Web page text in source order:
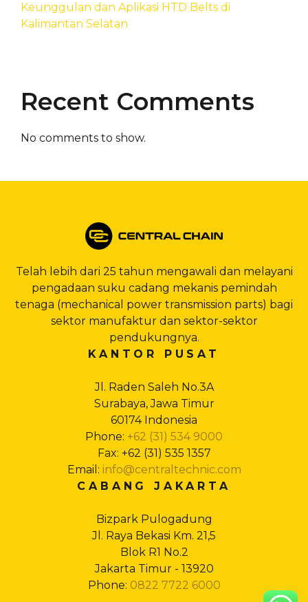
Keunggulan dan Aplikasi HTD Belts di
Kalimantan Selatan
Recent Comments
No comments to show.
Telah lebih dari 25 tahun mengawali dan melayani
pengadaan suku cadang mekanis pemindah
tenaga (mechanical power transmission parts) bagi
sektor manufaktur dan sektor-sektor
pendukungnya.
KANTOR PUSAT
Jl. Raden Saleh No.3A
Surabaya, Jawa Timur
60174 Indonesia
Phone: +62 (31) 534 9000
Fax: +62 (31) 535 1357
Email: info@centraltechnic.com
CABANG JAKARTA
Bizpark Pulogadung
Jl. Raya Bekasi Km. 21,5
Blok R1 No.2
Jakarta Timur - 13920
Phone: 0822 7722 6000